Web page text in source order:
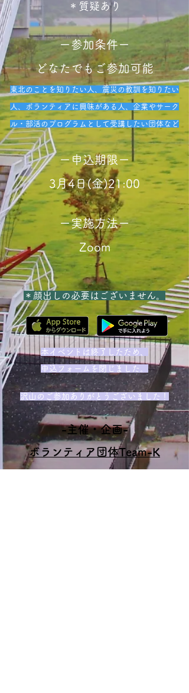
​＊質疑あり
​ー参加条件ー
どなたでもご参加可能
​東北のことを知りたい人、震災の教訓を知りたい
人、ボランティアに興味がある人、企業やサーク
ル・部活のプログラムとして受講したい団体など
ー申込期限ー
3月4日(金)21:00
ー実施方法ー
Zoom
＊顔出しの必要はございません。
本イベントは終了したため、
申込フォームを閉じました。
沢山のご参加ありがとうございました！
-主催・企画-
ボランティア団体Team-K